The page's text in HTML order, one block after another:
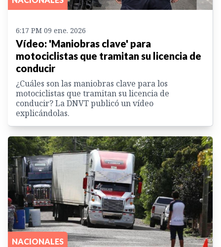
6:17 PM 09 ene. 2026
Vídeo: 'Maniobras clave' para
motociclistas que tramitan su licencia de
conducir
¿Cuáles son las maniobras clave para los
motociclistas que tramitan su licencia de
conducir? La DNVT publicó un vídeo
explicándolas.
NACIONALES